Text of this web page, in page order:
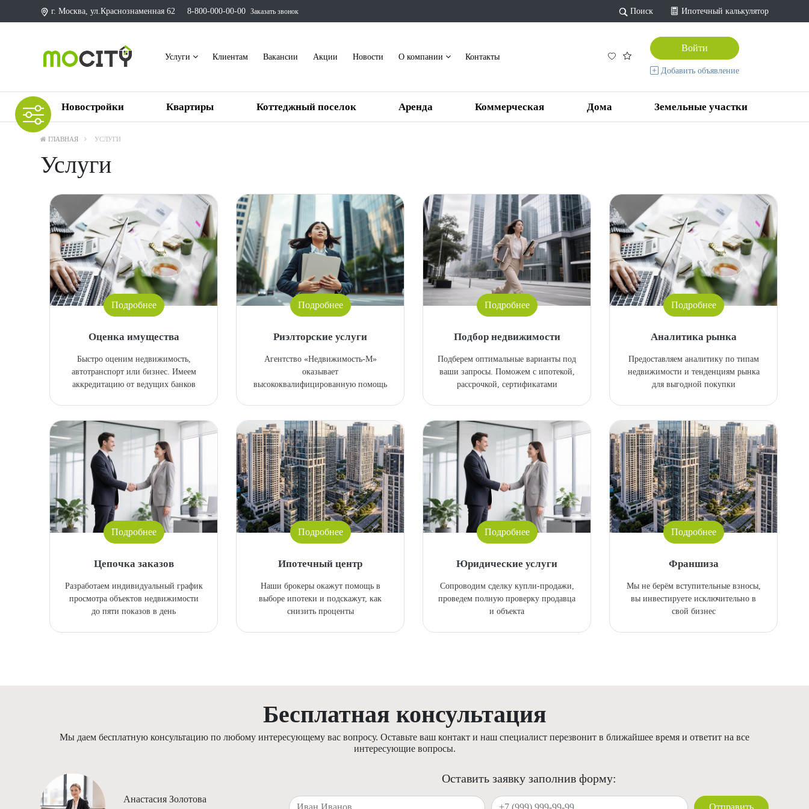
г. Москва, ул.Краснознаменная 62 8-800-000-00-00 Заказать звонок Поиск Ипотечный калькулятор
Услуги Клиентам Вакансии Акции Новости О компании Контакты
Войти
Добавить объявление
Новостройки Квартиры Коттеджный поселок Аренда Коммерческая Дома Земельные участки
ГЛАВНАЯ УСЛУГИ
Услуги
Подробнее
Оценка имущества
Быстро оценим недвижимость,
автотранспорт или бизнес. Имеем
аккредитацию от ведущих банков
Подробнее
Риэлторские услуги
Агентство «Недвижимость-М»
оказывает
высококвалифицированную помощь
Подробнее
Подбор недвижимости
Подберем оптимальные варианты под
ваши запросы. Поможем с ипотекой,
рассрочкой, сертификатами
Подробнее
Аналитика рынка
Предоставляем аналитику по типам
недвижимости и тенденциям рынка
для выгодной покупки
Подробнее
Цепочка заказов
Разработаем индивидуальный график
просмотра объектов недвижимости
до пяти показов в день
Подробнее
Ипотечный центр
Наши брокеры окажут помощь в
выборе ипотеки и подскажут, как
снизить проценты
Подробнее
Юридические услуги
Сопроводим сделку купли-продажи,
проведем полную проверку продавца
и объекта
Подробнее
Франшиза
Мы не берём вступительные взносы,
вы инвестируете исключительно в
свой бизнес
Бесплатная консультация
Мы даем бесплатную консультацию по любому интересующему вас вопросу. Оставьте ваш контакт и наш специалист перезвонит в ближайшее время и ответит на все
интересующие вопросы.
Анастасия Золотова
Оставить заявку заполнив форму:
Ваше имя Ваш телефон
Отправить